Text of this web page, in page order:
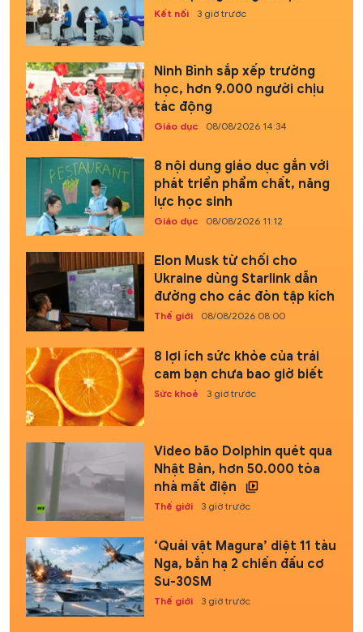
Kết nối 3 giờ trước
Ninh Bình sắp xếp trường
học, hơn 9.000 người chịu
tác động
Giáo dục 08/08/2026 14:34
8 nội dung giáo dục gắn với
phát triển phẩm chất, năng
lực học sinh
Giáo dục 08/08/2026 11:12
Elon Musk từ chối cho
Ukraine dùng Starlink dẫn
đường cho các đòn tập kích
Thế giới 08/08/2026 08:00
8 lợi ích sức khỏe của trái
cam bạn chưa bao giờ biết
Sức khoẻ 3 giờ trước
Video bão Dolphin quét qua
Nhật Bản, hơn 50.000 tòa
nhà mất điện
Thế giới 3 giờ trước
‘Quái vật Magura’ diệt 11 tàu
Nga, bắn hạ 2 chiến đấu cơ
Su-30SM
Thế giới 3 giờ trước